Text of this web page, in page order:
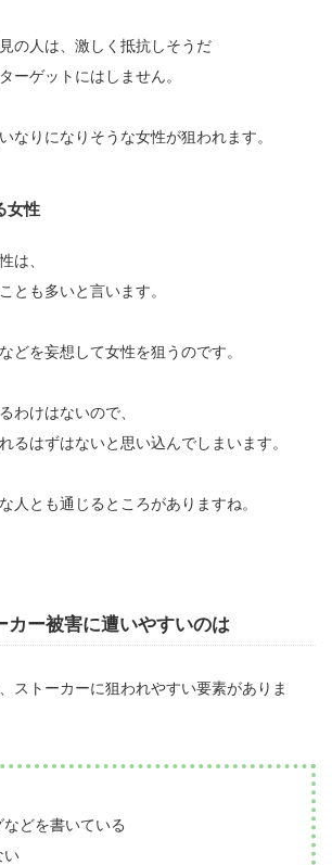
の人は、激しく抵抗しそうだ
ーゲットにはしません。
なりになりそうな女性が狙われます。
女性
は、
とも多いと言います。
どを妄想して女性を狙うのです。
わけはないので、
るはずはないと思い込んでしまいます。
人とも通じるところがありますね。
カー被害に遭いやすいのは
ストーカーに狙われやすい要素がありま
などを書いている
い